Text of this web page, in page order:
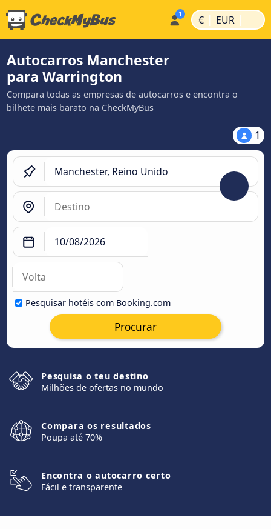
€ | EUR |
Autocarros Manchester
para Warrington
Compara todas as empresas de autocarros e encontra o
bilhete mais barato na CheckMyBus
1
Pesquisar hotéis com Booking.com
Procurar
Pesquisa o teu destino
Milhões de ofertas no mundo
Compara os resultados
Poupa até 70%
Encontra o autocarro certo
Fácil e transparente